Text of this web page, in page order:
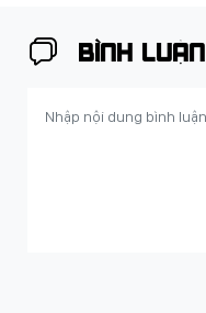
BÌNH LUẬN